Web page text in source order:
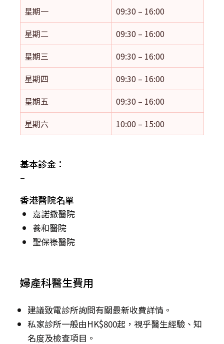
星期一
09:30 – 16:00
星期二
09:30 – 16:00
星期三
09:30 – 16:00
星期四
09:30 – 16:00
星期五
09:30 – 16:00
星期六
10:00 – 15:00
基本診金：
–
香港醫院名單
嘉諾撒醫院
養和醫院
聖保祿醫院
婦產科醫生費用
建議致電診所詢問有關最新收費詳情。
私家診所一般由HK$800起，視乎醫生經驗、知
名度及檢查項目。